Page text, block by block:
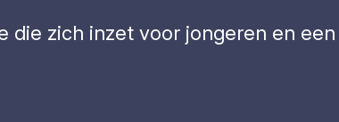
die zich inzet voor jongeren en